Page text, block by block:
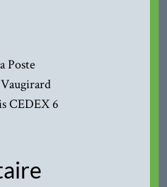
Poste
CEDEX 6